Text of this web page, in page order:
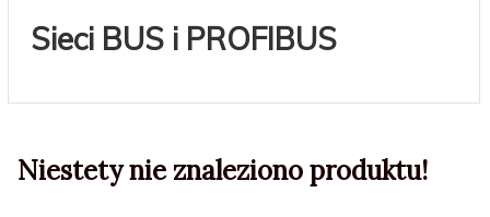
Sieci BUS i PROFIBUS
Niestety nie znaleziono produktu!